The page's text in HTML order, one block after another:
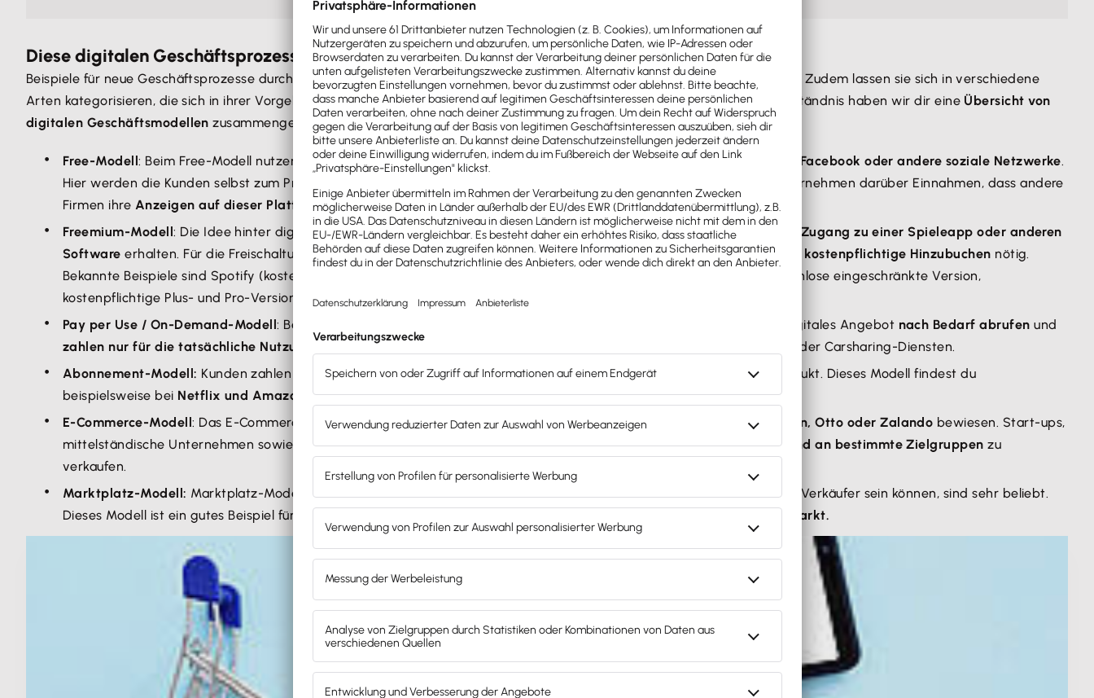
Diese digitalen Geschäftsprozesse gibt es
Beispiele für neue Geschäftsprozesse durch Digitalisierung gibt es zahlreiche:Airbnb, PayPal und Ubersind die bekanntesten. Zudem lassen sie sich in verschiedene
Arten kategorisieren, die sich in ihrer Vorgehensweise vorrangigin der Monetarisierung unterscheiden. Für ein besseres Verständnis haben wir dir eine Übersicht von
digitalen Geschäftsmodellen zusammengestellt. Es gibt noch viele weitere Modelle, die folgenden sind aber die gängigsten:
Free-Modell: Beim Free-Modell nutzen Kunden Produkte oder Dienstleistungen kostenlos – Beispiele dafür sind Google, Facebook oder andere soziale Netzwerke.
Hier werden die Kunden selbst zum Produkt, indem der Anbieter wertvolle Daten sammelt. Meist generieren diese Unternehmen darüber Einnahmen, dass andere
Firmen ihre Anzeigen auf dieser Plattform schalten.
Freemium-Modell: Die Idee hinter digitalen Geschäftsmodellen im Freemium-Bereich ist, dass Nutzer einenkostenlosen Zugang zu einer Spieleapp oder anderen
Software erhalten. Für die Freischaltung weiterer Funktionen ist diekostenpflichtige Premiumversionoder dasgezielte kostenpflichtige Hinzubuchen nötig.
Bekannte Beispiele sind Spotify (kostenlose Version mit Werbung, Premiumversion ohne Werbung) oder ChatGPT (kostenlose eingeschränkte Version,
kostenpflichtige Plus- und Pro-Versionen). .
Pay per Use / On-Demand-Modell: Bei On-Demand-Modellen besitzen die Kunden kein Produkt, sondern können ein digitales Angebot nach Bedarf abrufen und
zahlen nur für die tatsächliche Nutzung der Dienstleistung oder des Produkts
. Beispiele sind die Nutzung von Cloud- oder Carsharing-Diensten.
Abonnement-Modell: Kunden zahlen eine regelmäßige Gebühr für den Zugang zu einer Dienstleistung oder einem Produkt. Dieses Modell findest du
beispielsweise bei Netflix und Amazon Prime Video, Spotify oder Microsoft 365.
E-Commerce-Modell: Das E-Commerce-Modell hat sein Erfolgspotenzial bereits bei bekannten Onlineshops wieAmazon, Otto oder Zalando bewiesen. Start-ups,
mittelständische Unternehmen sowie Konzerne nutzen dieseseinseitige Verkaufsmodellgerne, um einenWarenbestand an bestimmte Zielgruppen zu
verkaufen.
Marktplatz-Modell: Marktplatz-Modelle wieKleinanzeigen oder Hood.de, bei denen die Nutzer sowohl Käufer als auch Verkäufer sein können, sind sehr beliebt.
Dieses Modell ist ein gutes Beispiel für die
digitale Transformation von Geschäftsmodellen wie dem klassischen Flohmarkt.